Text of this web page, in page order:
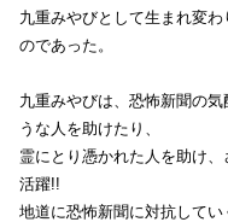
九重みやびとして生まれ変
のであった。
九重みやびは、恐怖新聞の
うな人を助けたり、
霊にとり憑かれた人を助け
活躍!!
地道に恐怖新聞に対抗してい